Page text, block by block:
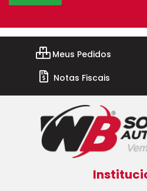
Meus Pedidos
Notas Fiscais